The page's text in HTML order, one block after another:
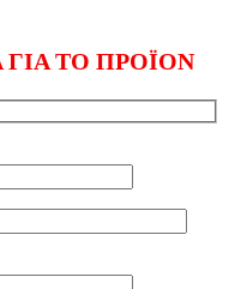
ΤΟ ΠΡΟΪΟΝ